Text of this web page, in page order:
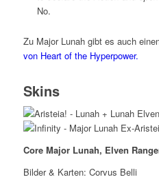
No.
Zu Major Lunah gibt es auch
von Heart of the Hyperpower.
Skins
Core Major Lunah, Elven
Bilder & Karten: Corvus Belli